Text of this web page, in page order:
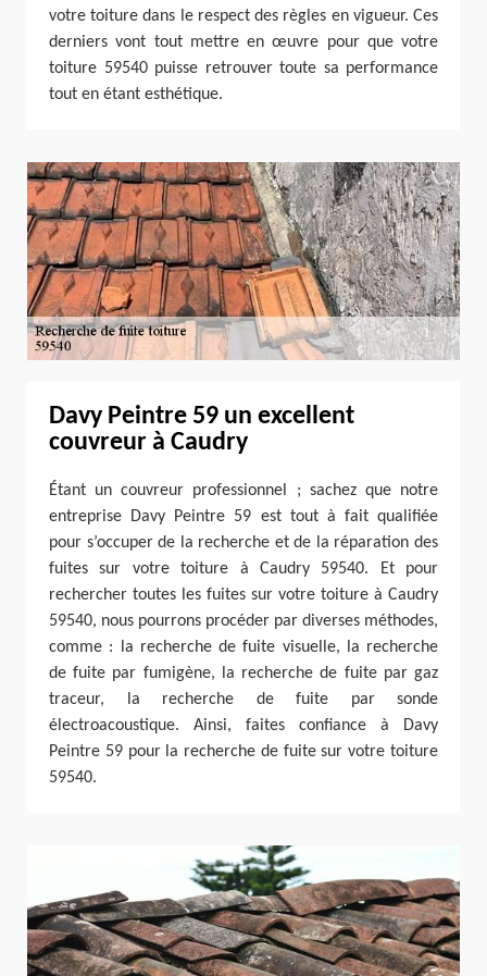
votre toiture dans le respect des règles en vigueur. Ces
derniers vont tout mettre en œuvre pour que votre
toiture 59540 puisse retrouver toute sa performance
tout en étant esthétique.
Davy Peintre 59 un excellent
couvreur à Caudry
Étant un couvreur professionnel ; sachez que notre
entreprise Davy Peintre 59 est tout à fait qualifiée
pour s’occuper de la recherche et de la réparation des
fuites sur votre toiture à Caudry 59540. Et pour
rechercher toutes les fuites sur votre toiture à Caudry
59540, nous pourrons procéder par diverses méthodes,
comme : la recherche de fuite visuelle, la recherche
de fuite par fumigène, la recherche de fuite par gaz
traceur, la recherche de fuite par sonde
électroacoustique. Ainsi, faites confiance à Davy
Peintre 59 pour la recherche de fuite sur votre toiture
59540.